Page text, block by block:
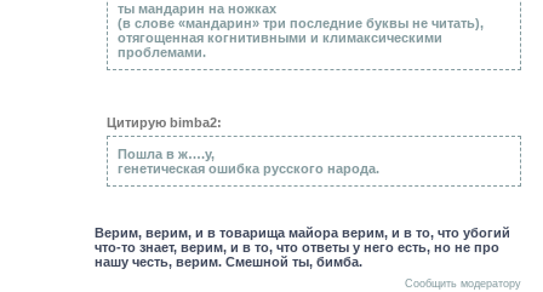
ты мандарин на ножках
(в слове «мандарин» три последние буквы не читать),
отягощенная когнитивными и климаксическими
проблемами.
Цитирую bimba2:
Пошла в ж….у,
генетическая ошибка русского народа.
Верим, верим, и в товарища майора верим, и в то, что убогий
что-то знает, верим, и в то, что ответы у него есть, но не про
нашу честь, верим. Смешной ты, бимба.
Сообщить модератору